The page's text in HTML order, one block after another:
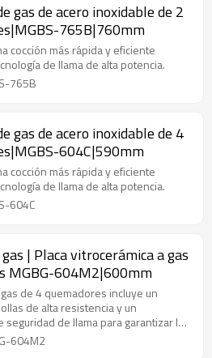
gas de acero inoxidable de 2
765B|760mm
cocción más rápida y eficiente
de llama de alta potencia.
765B
gas de acero inoxidable de 4
604C|590mm
cocción más rápida y eficiente
de llama de alta potencia.
604C
| Placa vitrocerámica a gas
MGBG-604M2|600mm
de 4 quemadores incluye un
de alta resistencia y un
seguridad de llama para garantizar la
604M2